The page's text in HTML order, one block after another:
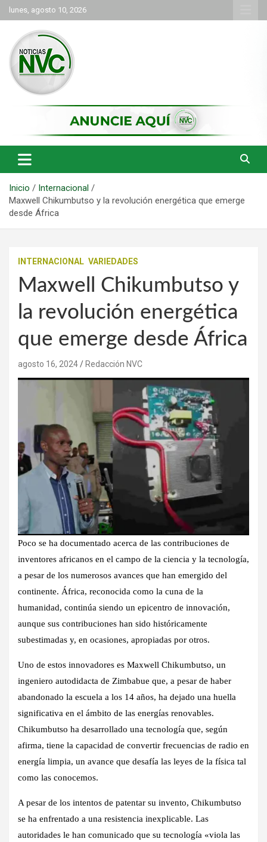
Saltar
al
contenido
lunes, agosto 10, 2026
NVC Noticias
Inicio
Internacional
Maxwell Chikumbutso y la revolución energética que emerge
desde África
INTERNACIONAL VARIEDADES
Maxwell Chikumbutso y
la revolución energética
que emerge desde África
agosto 16, 2024 Redacción NVC
Poco se ha documentado acerca de las contribuciones de
inventores africanos en el campo de la ciencia y la tecnología,
a pesar de los numerosos avances que han emergido del
continente. África, reconocida como la cuna de la
humanidad, continúa siendo un epicentro de innovación,
aunque sus contribuciones han sido históricamente
subestimadas y, en ocasiones, apropiadas por otros.
Uno de estos innovadores es Maxwell Chikumbutso, un
ingeniero autodidacta de Zimbabue que, a pesar de haber
abandonado la escuela a los 14 años, ha dejado una huella
significativa en el ámbito de las energías renovables.
Chikumbutso ha desarrollado una tecnología que, según
afirma, tiene la capacidad de convertir frecuencias de radio en
energía limpia, un avance que desafía las leyes de la física tal
como las conocemos.
A pesar de los intentos de patentar su invento, Chikumbutso
se ha enfrentado a una resistencia inexplicable. Las
autoridades le han comunicado que su tecnología «viola las